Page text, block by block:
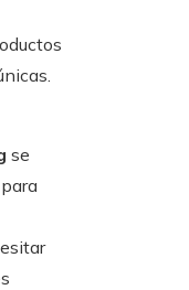
se